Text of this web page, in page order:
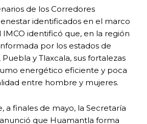
de los Corredores
identificados en el marco
IMCO identificó que, en la región
por los estados de
y Tlaxcala, sus fortalezas
energético eficiente y poca
entre hombre y mujeres.
a finales de mayo, la Secretaría
que Huamantla forma